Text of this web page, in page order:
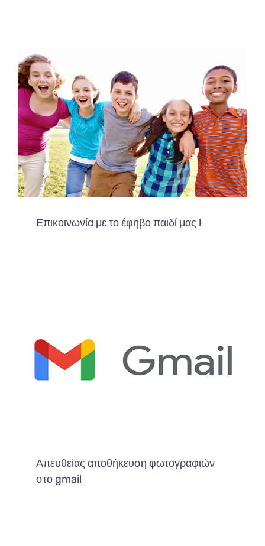
Επικοινωνία με το έφηβο παιδί μας !
Απευθείας αποθήκευση φωτογραφιών
στο gmail